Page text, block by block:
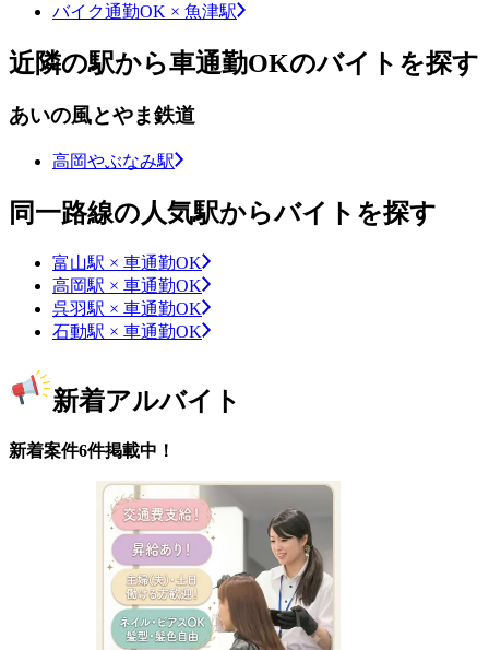
バイク通勤OK × 魚津駅
近隣の駅から車通勤OKのバイトを探す
あいの風とやま鉄道
高岡やぶなみ駅
同一路線の人気駅からバイトを探す
富山駅 × 車通勤OK
高岡駅 × 車通勤OK
呉羽駅 × 車通勤OK
石動駅 × 車通勤OK
新着アルバイト
新着案件6件掲載中！